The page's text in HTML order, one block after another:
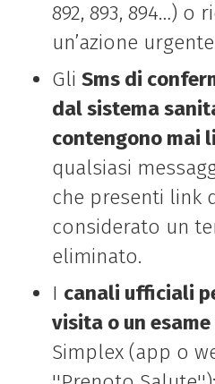
892, 893, 894…) o
un’azione
Gli Sms di
dal sistema
contengono mai
qualsiasi
che presenti link
considerato un
eliminato.
I canali ufficiali
visita o un
Simplex (app o